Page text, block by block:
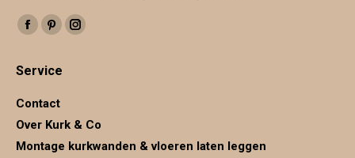
Vind ons op:
Facebook
opens
Pinterest
opens
Instagram
Service
Contact
Over Kurk & Co
Montage kurkwanden & vloeren laten leggen